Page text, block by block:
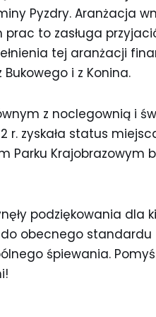
Pyzdry. Aranżacja
to zasługa
tej aranżacji
Bukowego i z Konina.
z noclegownią i
zyskała status
Parku Krajobrazowym
podziękowania dla
obecnego standardu
śpiewania.